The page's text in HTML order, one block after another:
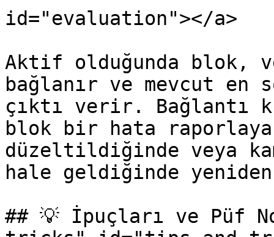
id="evaluation"></a>
Aktif olduğunda blok,
bağlanır ve mevcut
çıktı verir. Bağlantı
blok bir hata
düzeltildiğinde veya
hale geldiğinde
## 💡 İpuçları ve Püf